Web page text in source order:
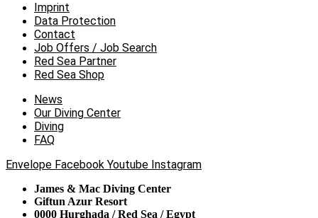
Imprint
Data Protection
Contact
Job Offers / Job Search
Red Sea Partner
Red Sea Shop
News
Our Diving Center
Diving
FAQ
Envelope Facebook Youtube Instagram
James & Mac Diving Center
Giftun Azur Resort
0000 Hurghada / Red Sea / Egypt